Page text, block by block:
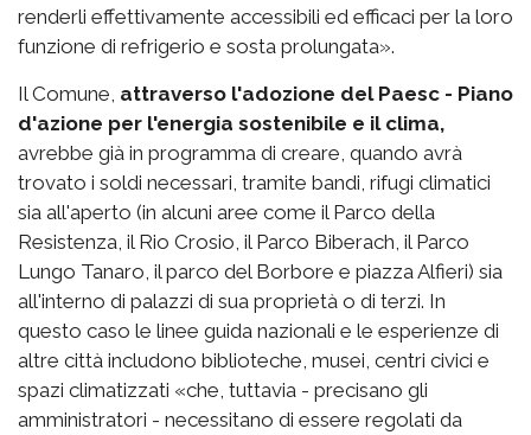
renderli effettivamente accessibili ed efficaci per la loro
funzione di refrigerio e sosta prolungata».
Il Comune, attraverso l'adozione del Paesc - Piano
d'azione per l'energia sostenibile e il clima,
avrebbe già in programma di creare, quando avrà
trovato i soldi necessari, tramite bandi, rifugi climatici
sia all'aperto (in alcuni aree come il Parco della
Resistenza, il Rio Crosio, il Parco Biberach, il Parco
Lungo Tanaro, il parco del Borbore e piazza Alfieri) sia
all'interno di palazzi di sua proprietà o di terzi. In
questo caso le linee guida nazionali e le esperienze di
altre città includono biblioteche, musei, centri civici e
spazi climatizzati «che, tuttavia - precisano gli
amministratori - necessitano di essere regolati da